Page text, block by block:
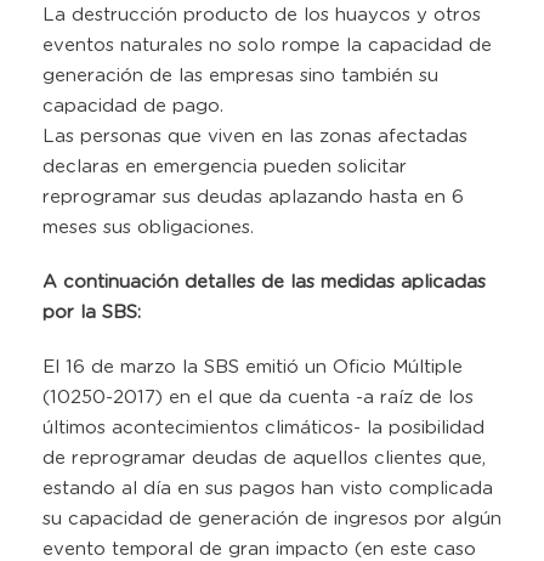
La destrucción producto de los huaycos y otros
eventos naturales no solo rompe la capacidad de
generación de las empresas sino también su
capacidad de pago.
Las personas que viven en las zonas afectadas
declaras en emergencia pueden solicitar
reprogramar sus deudas aplazando hasta en 6
meses sus obligaciones.
A continuación detalles de las medidas aplicadas
por la SBS:
El 16 de marzo la SBS emitió un Oficio Múltiple
(10250-2017) en el que da cuenta -a raíz de los
últimos acontecimientos climáticos- la posibilidad
de reprogramar deudas de aquellos clientes que,
estando al día en sus pagos han visto complicada
su capacidad de generación de ingresos por algún
evento temporal de gran impacto (en este caso